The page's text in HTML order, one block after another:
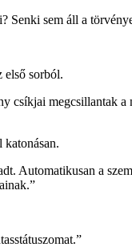
Senki sem áll a
első sorból.
csíkjai megcsillantak a
katonásan.
Automatikusan a